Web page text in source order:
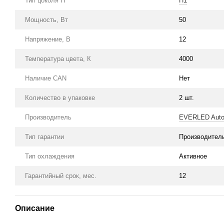
Мощность, Вт 50
Напряжение, В 12
Температура цвета, К 4000
Наличие CAN Нет
Количество в упаковке 2 шт.
Производитель EVERLED
Тип гарантии
Тип охлаждения Активное
Гарантийный срок, мес. 12
Описание